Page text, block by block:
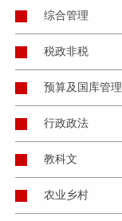
综合管理
税政非税
预算及国库管理
行政政法
教科文
农业乡村